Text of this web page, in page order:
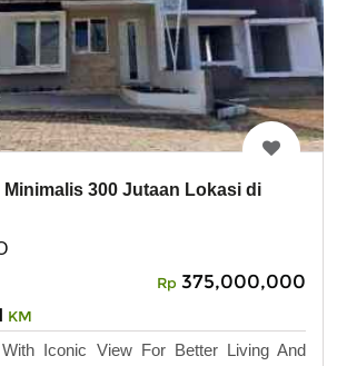
Minimalis 300 Jutaan Lokasi di
Rp 375,000,000
KM
Iconic View For Better Living And